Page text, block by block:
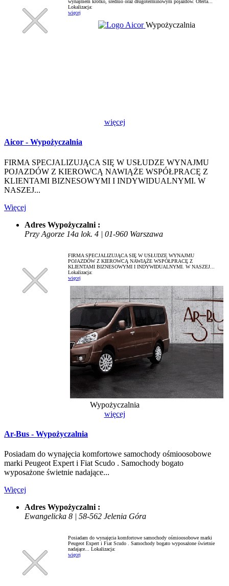
wynajmem krótko, średnio oraz długoterminowym pojazdów. Oferta...
Lokalizacja:
więcej
Wypożyczalnia
więcej
Aicor - Wypożyczalnia
FIRMA SPECJALIZUJĄCA SIĘ W USŁUDZE WYNAJMU
POJAZDÓW Z KIEROWCĄ NAWIĄŻE WSPÓŁPRACĘ Z
KLIENTAMI BIZNESOWYMI I INDYWIDUALNYMI. W
NASZEJ...
Więcej
Adres Wypożyczalni :
Przy Agorze 14a lok. 4 | 01-960 Warszawa
FIRMA SPECJALIZUJĄCA SIĘ W USŁUDZE WYNAJMU
POJAZDÓW Z KIEROWCĄ NAWIĄŻE WSPÓŁPRACĘ Z
KLIENTAMI BIZNESOWYMI I INDYWIDUALNYMI. W NASZEJ...
Lokalizacja:
więcej
Wypożyczalnia
więcej
Ar-Bus - Wypożyczalnia
Posiadam do wynajęcia komfortowe samochody ośmioosobowe
marki Peugeot Expert i Fiat Scudo . Samochody bogato
wyposażone świetnie nadające...
Więcej
Adres Wypożyczalni :
Ewangelicka 8 | 58-562 Jelenia Góra
Posiadam do wynajęcia komfortowe samochody ośmioosobowe marki
Peugeot Expert i Fiat Scudo . Samochody bogato wyposażone świetnie
nadające... Lokalizacja:
więcej